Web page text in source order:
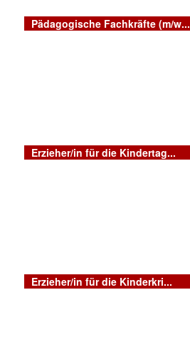
Pädagogische Fachkräfte (m/w...
Erzieher/in für die Kindertag...
Erzieher/in für die Kinderkri...